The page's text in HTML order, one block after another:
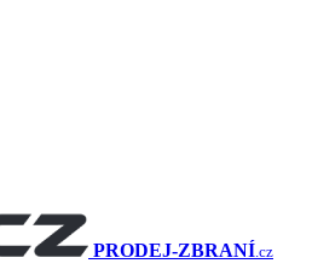
PRODEJ-ZBRANÍ.cz